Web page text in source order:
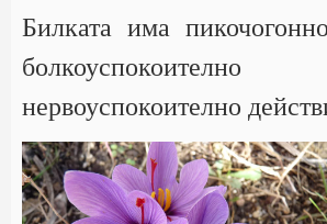
Билката има
нервоуспокоително